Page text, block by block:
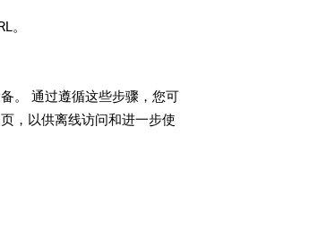
。
。 通过遵循这些步骤，您可
，以供离线访问和进一步使